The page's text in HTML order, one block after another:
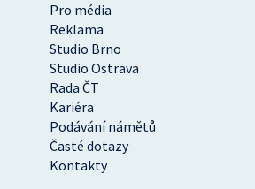
Pro média
Reklama
Studio Brno
Studio Ostrava
Rada ČT
Kariéra
Podávání námětů
Časté dotazy
Kontakty